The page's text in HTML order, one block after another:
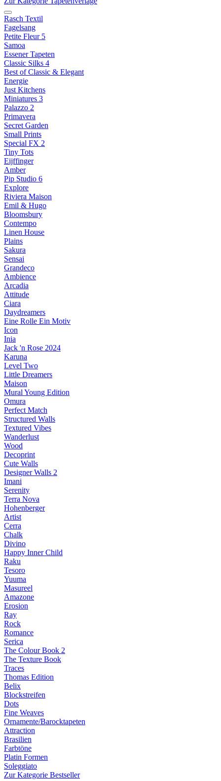
Rasch Textil
Fagelsang
Petite Fleur 5
Samoa
Essener Tapeten
Classic Silks 4
Best of Classic & Elegant
Energie
Just Kitchens
Miniatures 3
Palazzo 2
Primavera
Secret Garden
Small Prints
Special FX 2
Tiny Tots
Eijffinger
Amber
Pip Studio 6
Explore
Riviera Maison
Emil & Hugo
Bloomsbury
Contempo
Linen House
Plains
Sakura
Sensai
Grandeco
Ambience
Arcadia
Attitude
Ciara
Daydreamers
Eine Rolle Ein Motiv
Icon
Inia
Jack 'n Rose 2024
Karuna
Level Two
Little Dreamers
Maison
Mural Young Edition
Omura
Perfect Match
Structured Walls
Textured Vibes
Wanderlust
Wood
Decoprint
Cute Walls
Designer Walls 2
Imani
Serenity
Terra Nova
Hohenberger
Artist
Cerra
Chalk
Divino
Happy Inner Child
Raku
Tesoro
Yuuma
Masureel
Amazone
Erosion
Ray
Rock
Romance
Serica
The Colour Book 2
The Texture Book
Traces
Thomas Edition
Belix
Blockstreifen
Dots
Fine Weaves
Ornamente/Barocktapeten
Attraction
Brasilien
Farbtöne
Platin Formen
Soleggiato
Zur Kategorie Bestseller